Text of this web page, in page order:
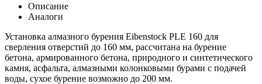
Описание
Аналоги
Установка алмазного бурения Eibenstock PLE 160 для
сверления отверстий до 160 мм, рассчитана на бурение
бетона, армированного бетона, природного и синтетического
камня, асфальта, алмазными колонковыми бурами с подачей
воды, сухое бурение возможно до 200 мм.